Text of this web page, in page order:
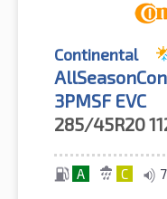
Continental
3PMSF EVC
285/45R20
A C